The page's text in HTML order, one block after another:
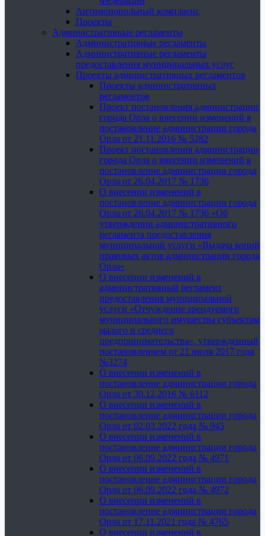
Антимонопольный комплаенс
Проекты
Административные регламенты
Административные регламенты
Административные регламенты
предоставления муниципальных услуг
Проекты административных регламентов
Проекты административных
регламентов
Проект постановления администрации
города Орла о внесении изменений в
постановление администрации города
Орла от 21.11.2016 № 5282
Проект постановления администрации
города Орла о внесении изменений в
постановление администрации города
Орла от 26.04.2017 № 1736
О внесении изменений в
постановление администрации города
Орла от 26.04.2017 № 1736 «Об
утверждении административного
регламента предоставления
муниципальной услуги «Выдача копий
правовых актов администрации города
Орла»
О внесении изменений в
административный регламент
предоставления муниципальной
услуги «Отчуждение арендуемого
муниципального имущества субъектам
малого и среднего
предпринимательства», утвержденный
постановлением от 21 июля 2017 года
№3274
О внесении изменений в
постановление администрации города
Орла от 30.12.2016 № 6112
О внесении изменений в
постановление администрации города
Орла от 02.03.2022 года № 945
О внесении изменений в
постановление администрации города
Орла от 06.09.2022 года № 4971
О внесении изменений в
постановление администрации города
Орла от 06.09.2022 года № 4972
О внесении изменений в
постановление администрации города
Орла от 17.11.2021 года № 4765
О внесении изменений в